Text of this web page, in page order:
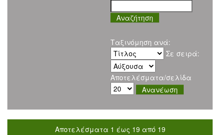
Ταξινόμηση ανά:
Σε σειρά:
Αποτελέσματα/σελίδα
Αποτελέσματα 1 έως 19 από 19